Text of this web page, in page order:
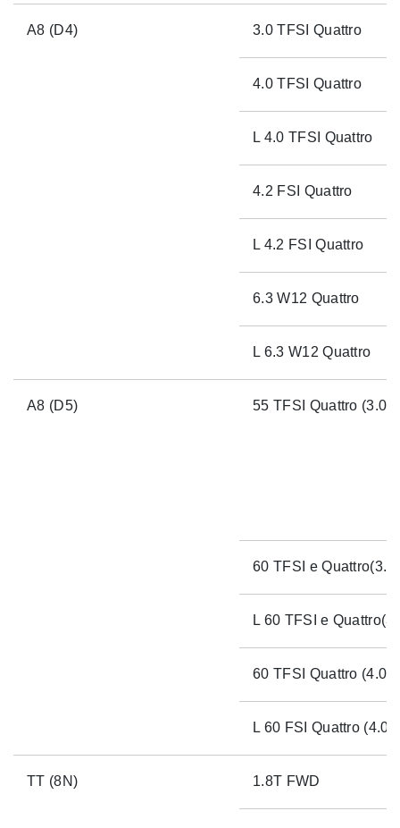
A8 (D4) 3.0 TFSI Quattro
4.0 TFSI Quattro
L 4.0 TFSI Quattro
4.2 FSI Quattro
L 4.2 FSI Quattro
6.3 W12 Quattro
L 6.3 W12 Quattro
A8 (D5) 55 TFSI Quattro (3.0
60 TFSI e
L 60 TFSI e
60 TFSI Quattro (4.0
L 60 FSI Quattro (4.0
TT (8N) 1.8T FWD